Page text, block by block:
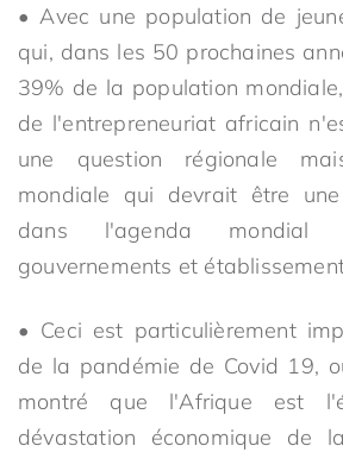
• Avec une population de
qui, dans les 50 prochaines
39% de la population
de l'entrepreneuriat africain
une question régionale
mondiale qui devrait être
dans l'agenda
gouvernements et
• Ceci est particulièrement
de la pandémie de Covid 19,
montré que l'Afrique est
dévastation économique de